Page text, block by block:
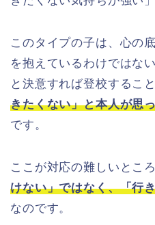
このタイプの子は、心の
を抱えているわけではな
と決意すれば登校するこ
きたくない」と本人が思
です。
ここが対応の難しいところ
けない」ではなく、「行
なのです。